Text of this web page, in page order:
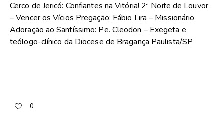
Cerco de Jericó: Confiantes na Vitória! 2ª Noite de Louvor
– Vencer os Vícios Pregação: Fábio Lira – Missionário
Adoração ao Santíssimo: Pe. Cleodon – Exegeta e
teólogo-clínico da Diocese de Bragança Paulista/SP
0